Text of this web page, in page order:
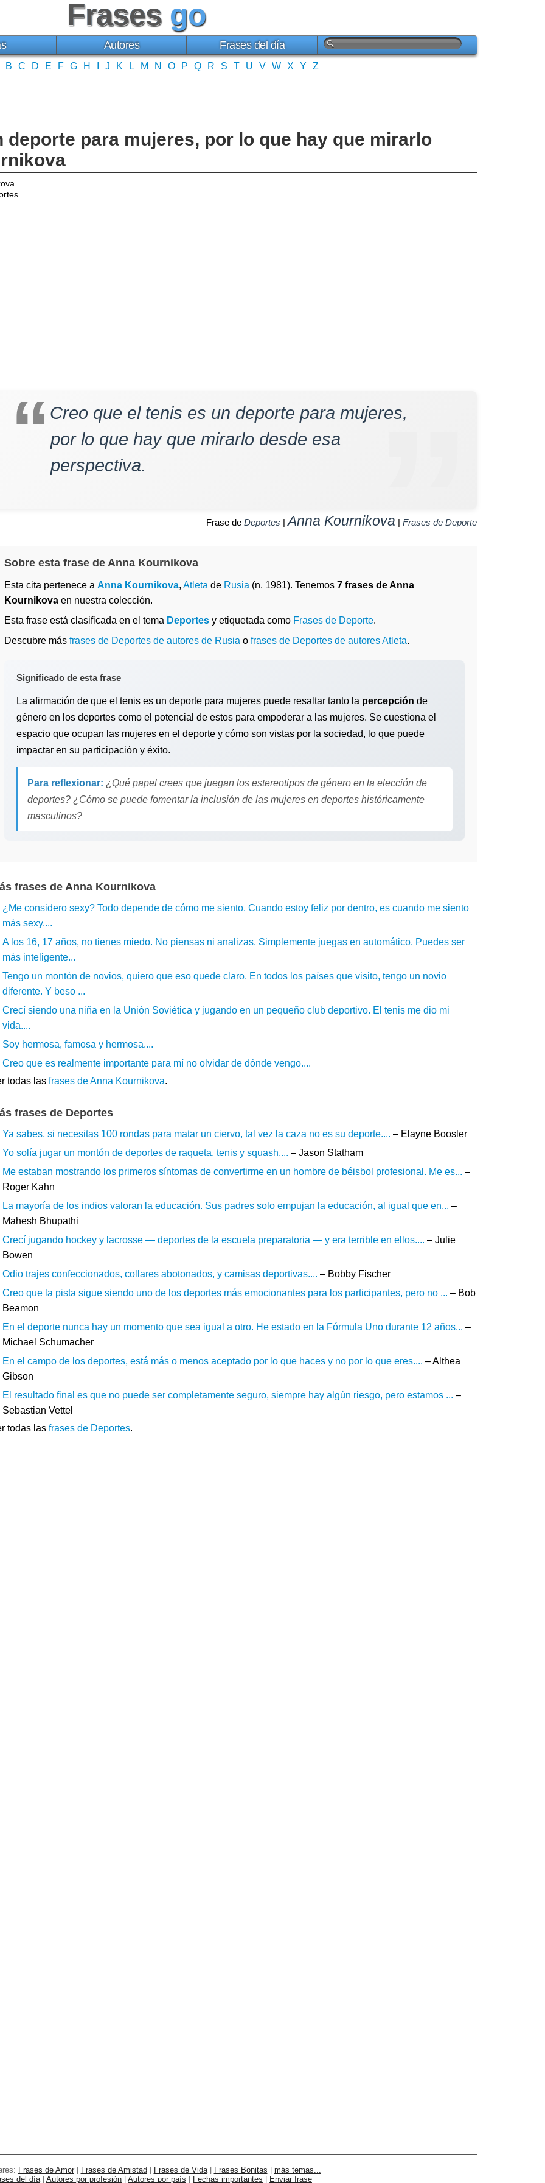
Frases go
Autores Frases del día
B C D E F G H J K L M N O P Q R S T U V W X Y Z
deporte para mujeres, por lo que hay que mirarlo
Creo que el tenis es un deporte para mujeres,
por lo que hay que mirarlo desde esa
perspectiva.
Frase de Deportes |Anna Kournikova | Frases de Deporte
Sobre esta frase de Anna Kournikova
Esta cita pertenece a Anna Kournikova, Atleta de Rusia (n. 1981). Tenemos 7 frases de Anna
Kournikova en nuestra colección.
Esta frase está clasificada en el tema Deportes y etiquetada como Frases de Deporte.
Descubre más frases de Deportes de autores de Rusia o frases de Deportes de autores Atleta.
Significado de esta frase
La afirmación de que el tenis es un deporte para mujeres puede resaltar tanto la percepción de
género en los deportes como el potencial de estos para empoderar a las mujeres. Se cuestiona el
espacio que ocupan las mujeres en el deporte y cómo son vistas por la sociedad, lo que puede
impactar en su participación y éxito.
Para reflexionar: ¿Qué papel crees que juegan los estereotipos de género en la elección de
deportes? ¿Cómo se puede fomentar la inclusión de las mujeres en deportes históricamente
masculinos?
frases de Anna Kournikova
¿Me considero sexy? Todo depende de cómo me siento. Cuando estoy feliz por dentro, es cuando me siento
más sexy....
A los 16, 17 años, no tienes miedo. No piensas ni analizas. Simplemente juegas en automático. Puedes ser
más inteligente...
Tengo un montón de novios, quiero que eso quede claro. En todos los países que visito, tengo un novio
diferente. Y beso ...
Crecí siendo una niña en la Unión Soviética y jugando en un pequeño club deportivo. El tenis me dio mi
vida....
Soy hermosa, famosa y hermosa....
Creo que es realmente importante para mí no olvidar de dónde vengo....
todas las frases de Anna Kournikova.
frases de Deportes
Ya sabes, si necesitas 100 rondas para matar un ciervo, tal vez la caza no es su deporte.... – Elayne Boosler
Yo solía jugar un montón de deportes de raqueta, tenis y squash.... – Jason Statham
Me estaban mostrando los primeros síntomas de convertirme en un hombre de béisbol profesional. Me es... –
Roger Kahn
La mayoría de los indios valoran la educación. Sus padres solo empujan la educación, al igual que en... –
Mahesh Bhupathi
Crecí jugando hockey y lacrosse — deportes de la escuela preparatoria — y era terrible en ellos.... – Julie
Bowen
Odio trajes confeccionados, collares abotonados, y camisas deportivas.... – Bobby Fischer
Creo que la pista sigue siendo uno de los deportes más emocionantes para los participantes, pero no ... – Bob
Beamon
En el deporte nunca hay un momento que sea igual a otro. He estado en la Fórmula Uno durante 12 años... –
Michael Schumacher
En el campo de los deportes, está más o menos aceptado por lo que haces y no por lo que eres.... – Althea
Gibson
El resultado final es que no puede ser completamente seguro, siempre hay algún riesgo, pero estamos ... –
Sebastian Vettel
todas las frases de Deportes.
Frases de Amor| Frases de Amistad Frases de Vida| Frases Bonitas
más temas...
del día| Autores por profesión Autores por país Fechas importantes Enviar frase